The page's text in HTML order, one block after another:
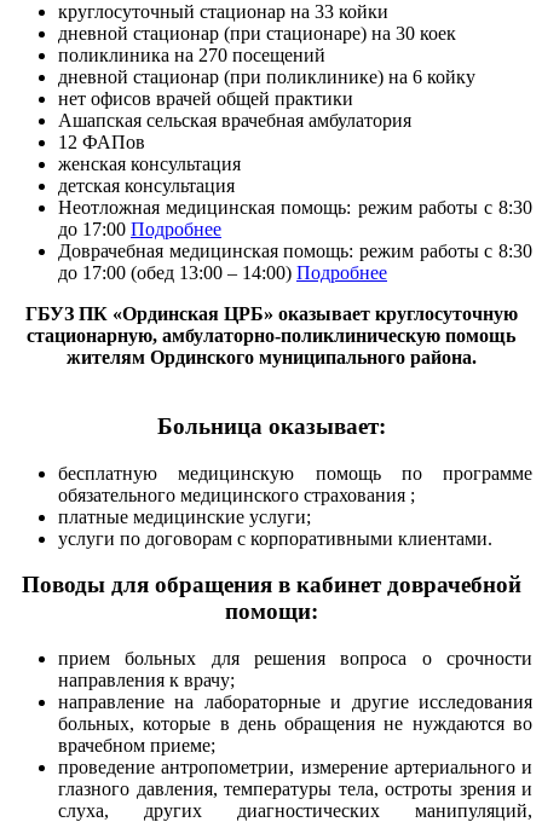
круглосуточный стационар на 33 койки
дневной стационар (при стационаре) на 30 коек
поликлиника на 270 посещений
дневной стационар (при поликлинике) на 6 койку
нет офисов врачей общей практики
Ашапская сельская врачебная амбулатория
12 ФАПов
женская консультация
детская консультация
Неотложная медицинская помощь: режим работы с 8:30
до 17:00 Подробнее
Доврачебная медицинская помощь: режим работы с 8:30
до 17:00 (обед 13:00 – 14:00) Подробнее
ГБУЗ ПК «Ординская ЦРБ» оказывает круглосуточную
стационарную, амбулаторно-поликлиническую помощь
жителям Ординского муниципального района.
Больница оказывает:
бесплатную медицинскую помощь по программе
обязательного медицинского страхования ;
платные медицинские услуги;
услуги по договорам с корпоративными клиентами.
Поводы для обращения в кабинет доврачебной
помощи:
прием больных для решения вопроса о срочности
направления к врачу;
направление на лабораторные и другие исследования
больных, которые в день обращения не нуждаются во
врачебном приеме;
проведение антропометрии, измерение артериального и
глазного давления, температуры тела, остроты зрения и
слуха, других диагностических манипуляций,